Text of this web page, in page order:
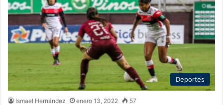
Deportes
Ismael Hernández enero 13, 2022 57